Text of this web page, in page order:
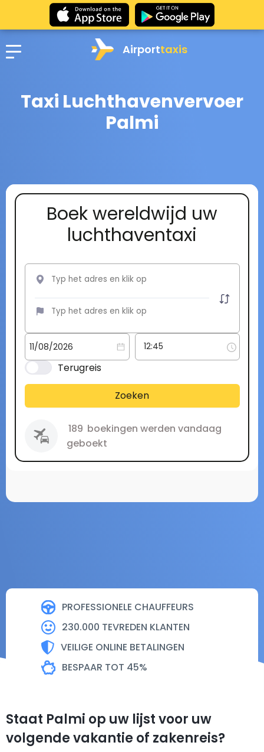
Airporttaxis
Taxi Luchthavenvervoer
Palmi
PROFESSIONELE CHAUFFEURS
230.000 TEVREDEN KLANTEN
VEILIGE ONLINE BETALINGEN
BESPAAR TOT 45%
Boek wereldwijd uw
luchthaventaxi
Terugreis
Zoeken
189 boekingen werden vandaag
geboekt
Staat Palmi op uw lijst voor uw
volgende vakantie of zakenreis?